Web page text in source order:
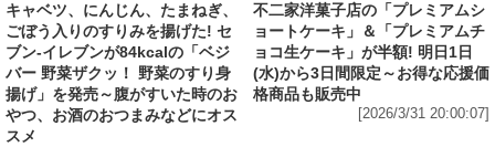
キャベツ、にんじん、たまねぎ、
ごぼう入りのすりみを揚げた! セ
ブン‐イレブンが84kcalの「ベジ
バー 野菜ザクッ！ 野菜のすり身
揚げ」を発売～腹がすいた時のお
やつ、お酒のおつまみなどにオス
スメ
不二家洋菓子店の「プレミアムシ
ョートケーキ」＆「プレミアムチ
ョコ生ケーキ」が半額! 明日1日
(水)から3日間限定～お得な応援価
格商品も販売中
[2026/3/31 20:00:07]